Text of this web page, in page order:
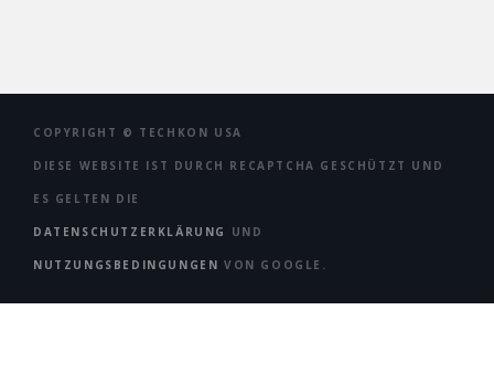
COPYRIGHT © TECHKON USA
DIESE WEBSITE IST DURCH RECAPTCHA GESCHÜTZT UND
ES GELTEN DIE
DATENSCHUTZERKLÄRUNG UND
NUTZUNGSBEDINGUNGEN VON GOOGLE.